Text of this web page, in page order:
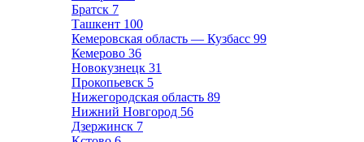
Братск 7
Ташкент 100
Кемеровская область — Кузбасс 99
Кемерово 36
Новокузнецк 31
Прокопьевск 5
Нижегородская область 89
Нижний Новгород 56
Дзержинск 7